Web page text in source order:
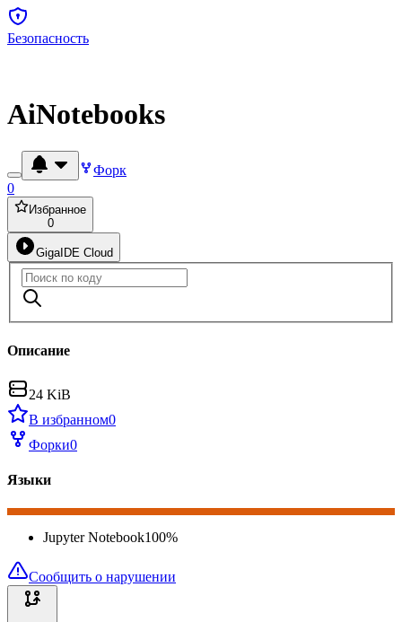
Безопасность
AiNotebooks
Форк
0
Избранное
0
GigaIDE Cloud
Описание
24 KiB
В избранном0
Форки0
Языки
Jupyter Notebook100%
Сообщить о нарушении